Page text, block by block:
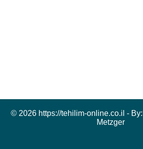
© 2026 https://tehilim-online.co.il - By:
Metzger